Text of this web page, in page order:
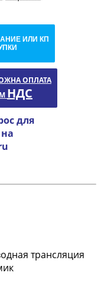
ИЛИ КП
ОПЛАТА
НДС
для
трансляция